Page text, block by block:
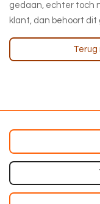
gedaan, echter toch
klant, dan behoort
Terug